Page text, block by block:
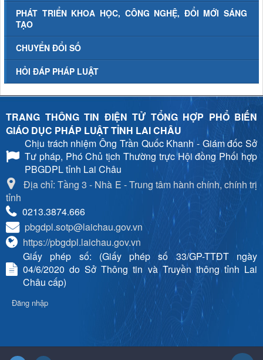
PHÁT TRIỂN KHOA HỌC, CÔNG NGHỆ, ĐỔI MỚI SÁNG
TẠO
CHUYỂN ĐỔI SỐ
HỎI ĐÁP PHÁP LUẬT
TRANG THÔNG TIN ĐIỆN TỬ TỔNG HỢP PHỔ BIẾN
GIÁO DỤC PHÁP LUẬT TỈNH LAI CHÂU
Chịu trách nhiệmÔng Trần Quốc Khanh - Giám đốc Sở
Tư pháp, Phó Chủ tịch Thường trực Hội đồng Phối hợp
PBGDPL tỉnh Lai Châu
Địa chỉ: Tầng 3 - Nhà E - Trung tâm hành chính, chính trị
tỉnh
0213.3874.666
pbgdpl.sotp@laichau.gov.vn
https://pbgdpl.laichau.gov.vn
Giấy phép số: (Giấy phép số 33/GP-TTĐT ngày
04/6/2020 do Sở Thông tin và Truyền thông tỉnh Lai
Châu cấp)
Đăng nhập